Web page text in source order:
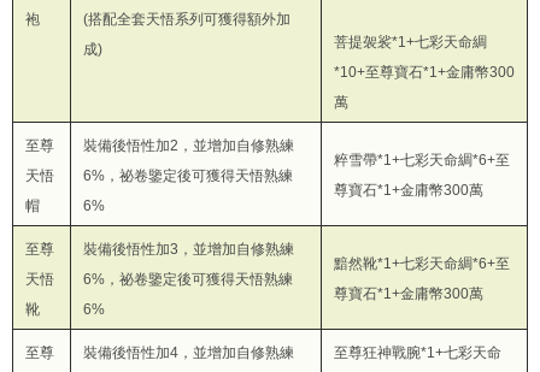
袍
(搭配全套天悟系列可獲得額外加
成)
菩提袈裟*1+七彩天命綢
*10+至尊寶石*1+金庸幣300
萬
至尊
天悟
帽
裝備後悟性加2，並增加自修熟練
6%，祕卷鑒定後可獲得天悟熟練
6%
粹雪帶*1+七彩天命綢*6+至
尊寶石*1+金庸幣300萬
至尊
天悟
靴
裝備後悟性加3，並增加自修熟練
6%，祕卷鑒定後可獲得天悟熟練
6%
黯然靴*1+七彩天命綢*6+至
尊寶石*1+金庸幣300萬
至尊
裝備後悟性加4，並增加自修熟練
至尊狂神戰腕*1+七彩天命